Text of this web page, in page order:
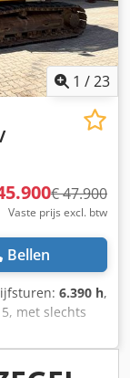
1 /23
€ 47.900
Vaste prijs excl. btw
Bellen
6.390 h,
met slechts
311FL RR *
6.390 * Laatste